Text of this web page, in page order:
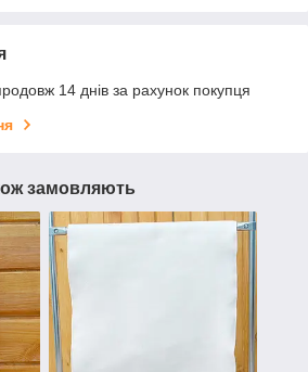
14 днів за рахунок покупця
замовляють